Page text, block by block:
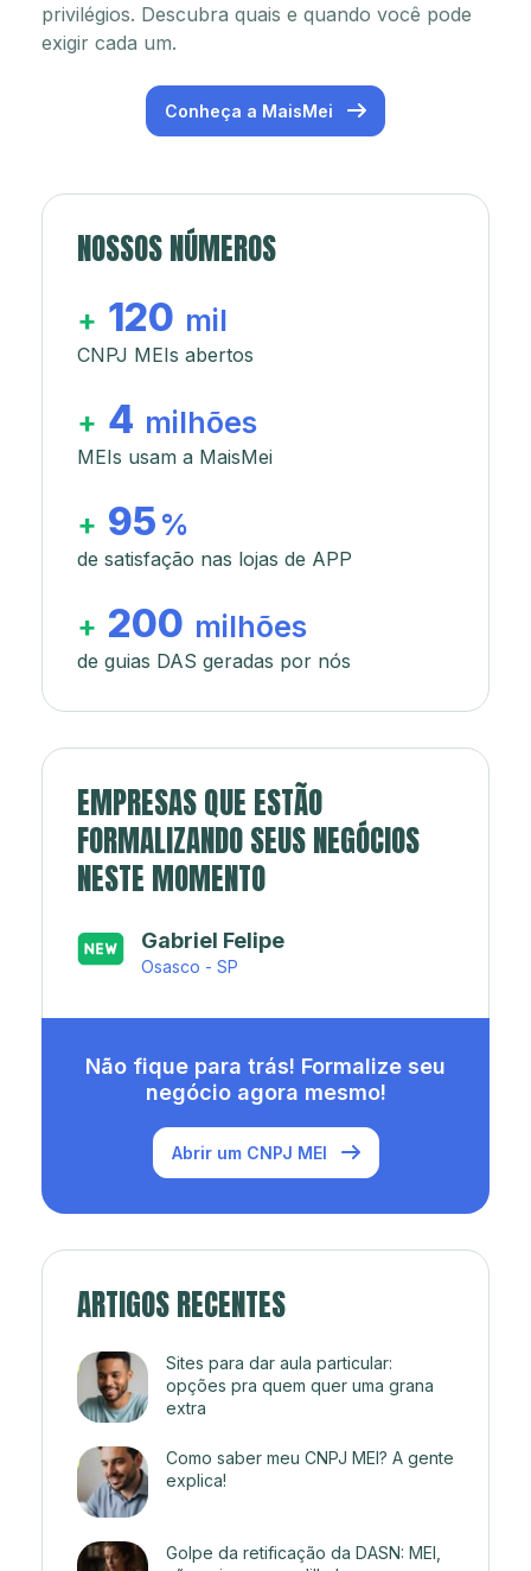
privilégios. Descubra quais e quando você pode
exigir cada um.
Conheça a MaisMei
NOSSOS NÚMEROS
+ 120 mil
CNPJ MEIs abertos
+ 4 milhões
MEIs usam a MaisMei
+ 95 %
de satisfação nas lojas de APP
+ 200 milhões
de guias DAS geradas por nós
EMPRESAS QUE ESTÃO
FORMALIZANDO SEUS NEGÓCIOS
NESTE MOMENTO
Japa’s açaí e sorveteria
Rio de Janeiro - RJ
Não fique para trás! Formalize seu
negócio agora mesmo!
Abrir um CNPJ MEI
ARTIGOS RECENTES
Sites para dar aula particular:
opções pra quem quer uma grana
extra
Como saber meu CNPJ MEI? A gente
explica!
Golpe da retificação da DASN: MEI,